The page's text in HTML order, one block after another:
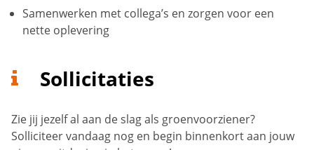
Samenwerken met collega’s en zorgen voor een
nette oplevering
Sollicitaties
Zie jij jezelf al aan de slag als groenvoorziener?
Solliciteer vandaag nog en begin binnenkort aan jouw